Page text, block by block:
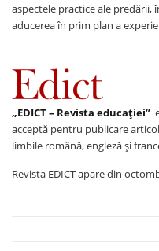
aspectele practice ale predării,
aducerea în prim plan a
„EDICT – Revista educației”
acceptă pentru publicare
limbile română, engleză și
Revista EDICT apare din